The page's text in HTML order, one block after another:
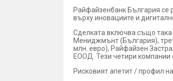
Райфайзенбанк България се
върху иновациите и
Сделката включва също така
Мениджмънт (България),
млн. евро), Райфайзен
ЕООД. Тези четири компании
Рисковият апетит / профил